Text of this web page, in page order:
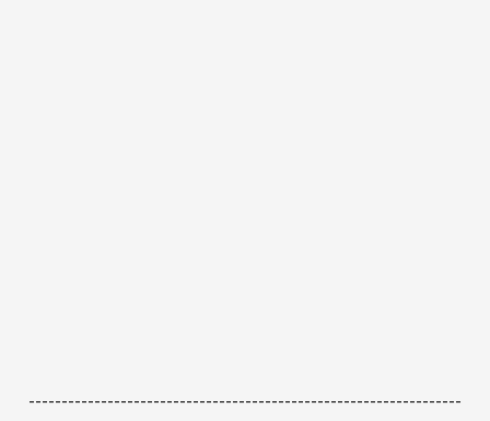
------------------------------------------------------------------